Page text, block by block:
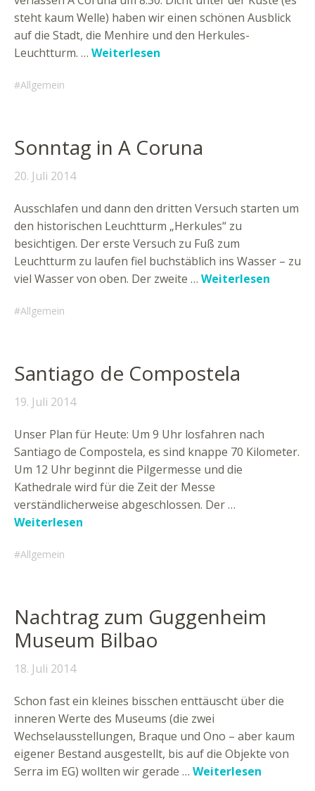
steht kaum Welle) haben wir einen schönen Ausblick
auf die Stadt, die Menhire und den Herkules-
Leuchtturm. … Weiterlesen
Allgemein
Sonntag in A Coruna
20. Juli 2014
Ausschlafen und dann den dritten Versuch starten um
den historischen Leuchtturm „Herkules“ zu
besichtigen. Der erste Versuch zu Fuß zum
Leuchtturm zu laufen fiel buchstäblich ins Wasser – zu
viel Wasser von oben. Der zweite … Weiterlesen
Allgemein
Santiago de Compostela
19. Juli 2014
Unser Plan für Heute: Um 9 Uhr losfahren nach
Santiago de Compostela, es sind knappe 70 Kilometer.
Um 12 Uhr beginnt die Pilgermesse und die
Kathedrale wird für die Zeit der Messe
verständlicherweise abgeschlossen. Der …
Weiterlesen
Allgemein
Nachtrag zum Guggenheim
Museum Bilbao
18. Juli 2014
Schon fast ein kleines bisschen enttäuscht über die
inneren Werte des Museums (die zwei
Wechselausstellungen, Braque und Ono – aber kaum
eigener Bestand ausgestellt, bis auf die Objekte von
Serra im EG) wollten wir gerade … Weiterlesen